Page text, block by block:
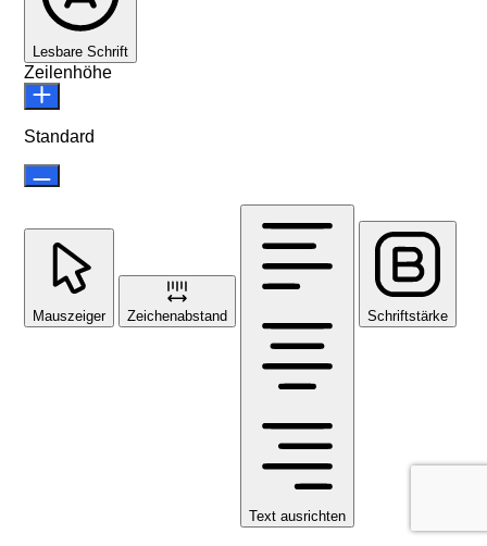
Lesbare Schrift
Zeilenhöhe
Standard
Mauszeiger Zeichenabstand
Text ausrichten
Schriftstärke